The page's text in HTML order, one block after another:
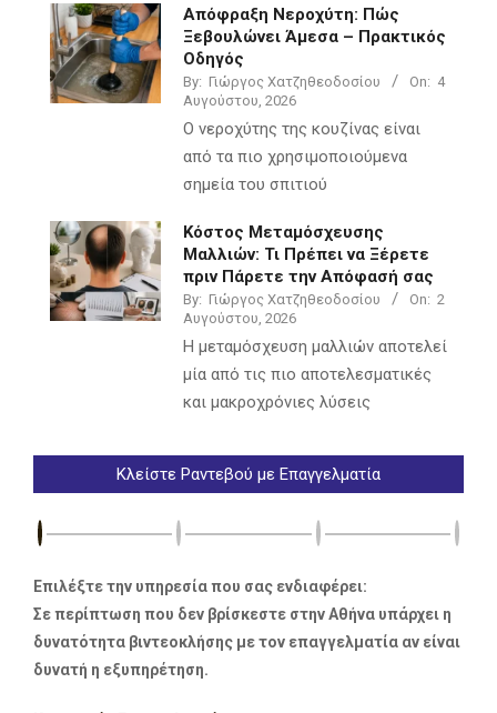
Απόφραξη Νεροχύτη: Πώς
Ξεβουλώνει Άμεσα – Πρακτικός
Οδηγός
By: Γιώργος Χατζηθεοδοσίου On: 4
Αυγούστου, 2026
Ο νεροχύτης της κουζίνας είναι
από τα πιο χρησιμοποιούμενα
σημεία του σπιτιού
Κόστος Μεταμόσχευσης
Μαλλιών: Τι Πρέπει να Ξέρετε
πριν Πάρετε την Απόφασή σας
By: Γιώργος Χατζηθεοδοσίου On: 2
Αυγούστου, 2026
Η μεταμόσχευση μαλλιών αποτελεί
μία από τις πιο αποτελεσματικές
και μακροχρόνιες λύσεις
Κλείστε Ραντεβού με Επαγγελματία
Επιλέξτε την υπηρεσία που σας ενδιαφέρει:
Σε περίπτωση που δεν βρίσκεστε στην Αθήνα υπάρχει η
δυνατότητα βιντεοκλήσης με τον επαγγελματία αν είναι
δυνατή η εξυπηρέτηση.